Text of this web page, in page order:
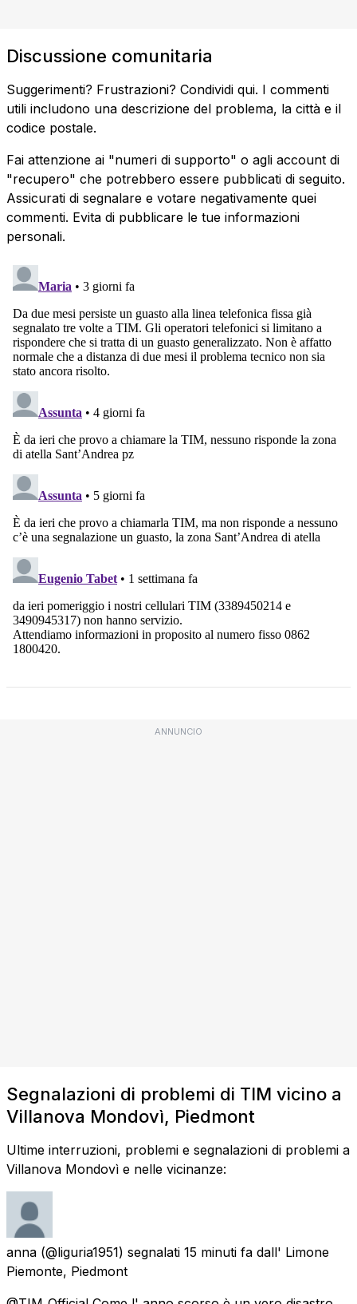
Discussione comunitaria
Suggerimenti? Frustrazioni? Condividi qui. I commenti
utili includono una descrizione del problema, la città e il
codice postale.
Fai attenzione ai "numeri di supporto" o agli account di
"recupero" che potrebbero essere pubblicati di seguito.
Assicurati di segnalare e votare negativamente quei
commenti. Evita di pubblicare le tue informazioni
personali.
ANNUNCIO
Segnalazioni di problemi di TIM vicino a
Villanova Mondovì, Piedmont
Ultime interruzioni, problemi e segnalazioni di problemi a
Villanova Mondovì e nelle vicinanze:
anna (@liguria1951) segnalati 15 minuti fa dall' Limone
Piemonte, Piedmont